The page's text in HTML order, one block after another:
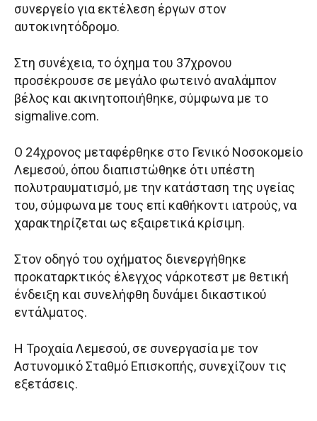
συνεργείο για εκτέλεση έργων στον
αυτοκινητόδρομο.
Στη συνέχεια, το όχημα του 37χρονου
προσέκρουσε σε μεγάλο φωτεινό αναλάμπον
βέλος και ακινητοποιήθηκε, σύμφωνα με το
sigmalive.com.
Ο 24χρονος μεταφέρθηκε στο Γενικό Νοσοκομείο
Λεμεσού, όπου διαπιστώθηκε ότι υπέστη
πολυτραυματισμό, με την κατάσταση της υγείας
του, σύμφωνα με τους επί καθήκοντι ιατρούς, να
χαρακτηρίζεται ως εξαιρετικά κρίσιμη.
Στον οδηγό του οχήματος διενεργήθηκε
προκαταρκτικός έλεγχος νάρκοτεστ με θετική
ένδειξη και συνελήφθη δυνάμει δικαστικού
εντάλματος.
Η Τροχαία Λεμεσού, σε συνεργασία με τον
Αστυνομικό Σταθμό Επισκοπής, συνεχίζουν τις
εξετάσεις.